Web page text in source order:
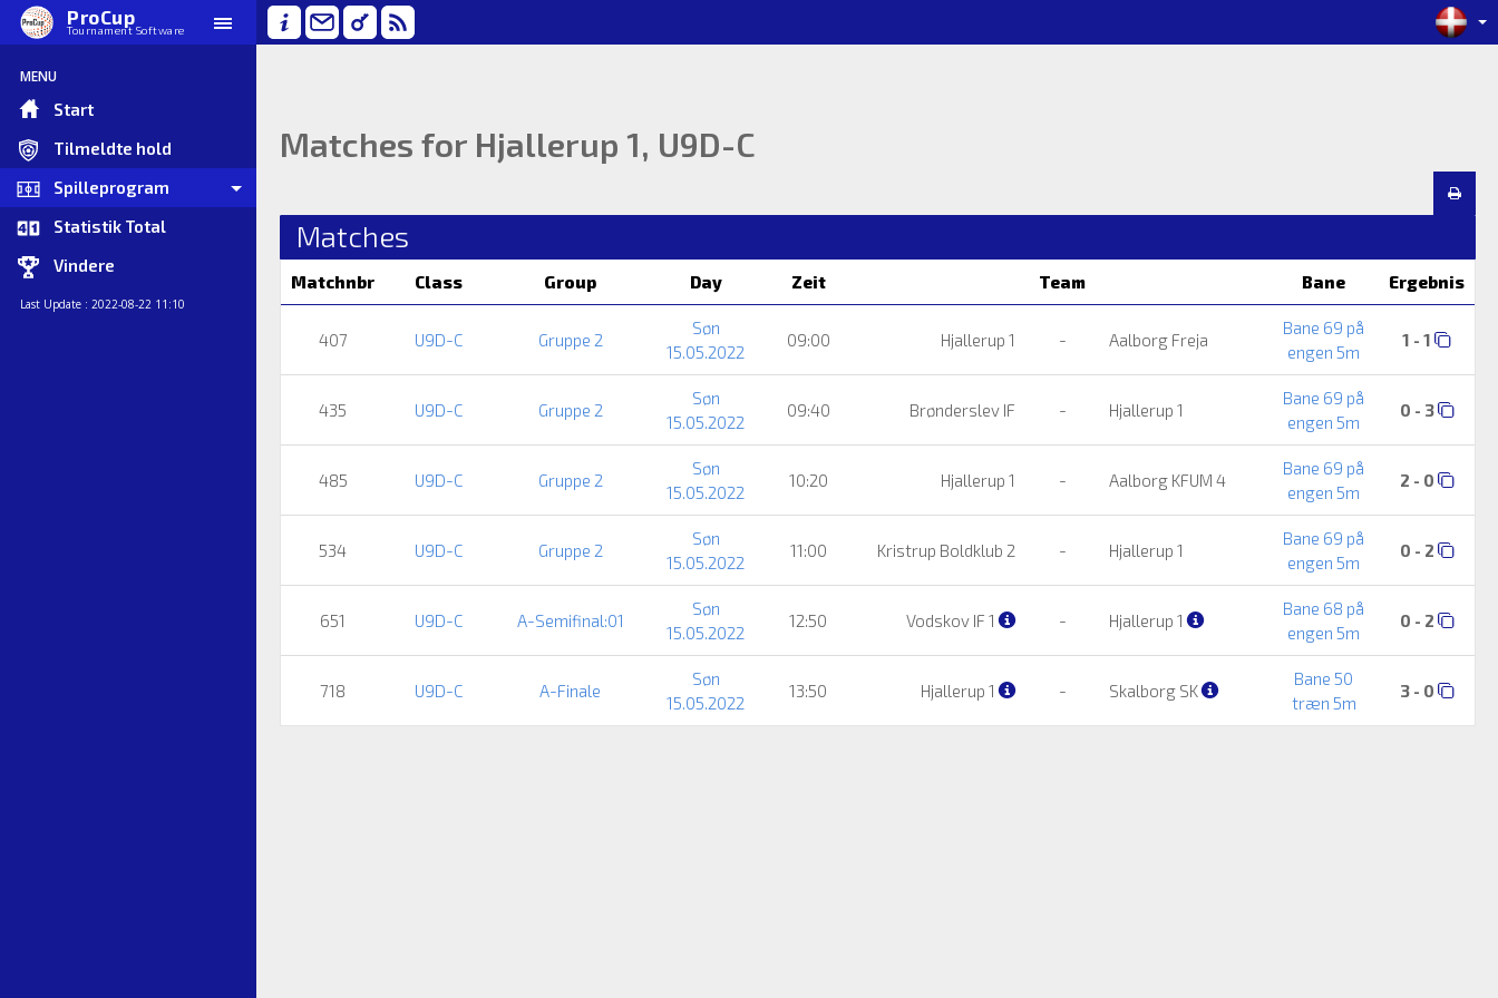
ProCup
Tournament Software
MENU
Start
Tilmeldte hold
Spilleprogram
Statistik Total
Vindere
Last Update : 2022-08-22 11:10
Matches for Hjallerup 1, U9D-C
Matches
Matchnbr Class Group Day Zeit Team Bane Ergebnis
407 U9D-C Gruppe 2
Søn
15.05.2022
09:00 Hjallerup 1 - Aalborg Freja
Bane 69 på
engen 5m
1 - 1
435 U9D-C Gruppe 2
Søn
15.05.2022
09:40 Brønderslev IF - Hjallerup 1
Bane 69 på
engen 5m
0 - 3
485 U9D-C Gruppe 2
Søn
15.05.2022
10:20 Hjallerup 1 - Aalborg KFUM 4
Bane 69 på
engen 5m
2 - 0
534 U9D-C Gruppe 2
Søn
15.05.2022
11:00 Kristrup Boldklub 2 - Hjallerup 1
Bane 69 på
engen 5m
0 - 2
651 U9D-C A-Semifinal:01
Søn
15.05.2022
12:50 Vodskov IF 1 - Hjallerup 1
Bane 68 på
engen 5m
0 - 2
718 U9D-C A-Finale
Søn
15.05.2022
13:50 Hjallerup 1 - Skalborg SK
Bane 50
træn 5m
3 - 0